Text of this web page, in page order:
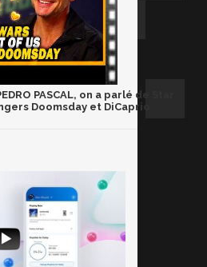
PASCAL, on a parlé de Star
Doomsday et DiCaprio